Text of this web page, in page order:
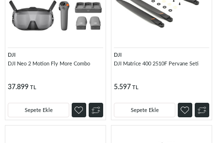
DJI
DJI Neo 2 Motion Fly More Combo
37.899 TL
Sepete Ekle
DJI
DJI Matrice 400 2510F Pervane Seti
5.597 TL
Sepete Ekle